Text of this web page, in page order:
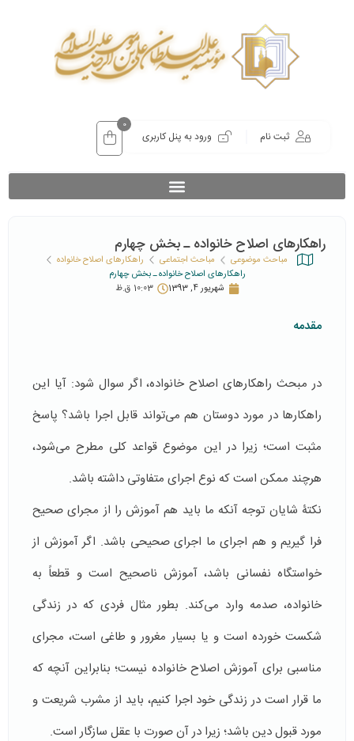
ثبت نام ورود به پنل کاربری
0
راهکارهای اصلاح خانواده ـ بخش چهارم
مباحث موضوعی مباحث اجتماعی
راهکارهای اصلاح خانواده
راهکارهای اصلاح خانواده ـ بخش چهارم
شهریور 4, 1393
10:03 ق.ظ
مقدمه
در مبحث راهکارهای اصلاح خانواده، اگر سوال شود: آیا این
راهکارها در مورد دوستان هم می‌تواند قابل اجرا باشد؟ پاسخ
مثبت است؛ زیرا در این موضوع قواعد کلی مطرح می‌شود،
هرچند ممکن است که نوع اجرای متفاوتی داشته باشد.
نکتۀ شایان توجه آنکه ما باید هم آموزش را از مجرای صحیح
فرا گیریم و هم اجرای ما اجرای صحیحی باشد. اگر آموزش از
خواستگاه نفسانی باشد، آموزش ناصحيح است و قطعاً‌ به
خانواده، صدمه وارد می‌كند. بطور مثال فردی که در زندگی
شکست خورده است و یا بسیار مغرور و طاغی است، مجرای
مناسبی برای آموزش اصلاح خانواده نیست؛ بنابراین آنچه كه
ما قرار است در زندگی خود اجرا كنيم، باید از مشرب شریعت و
مورد قبول دين باشد؛ زیرا در آن صورت با عقل سازگار است.